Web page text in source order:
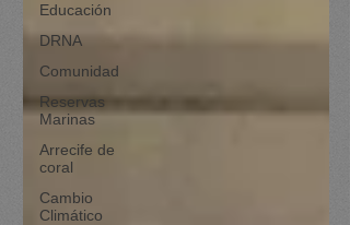
Educación
DRNA
Comunidad
Reservas
Marinas
Arrecife de
coral
Cambio
Climático